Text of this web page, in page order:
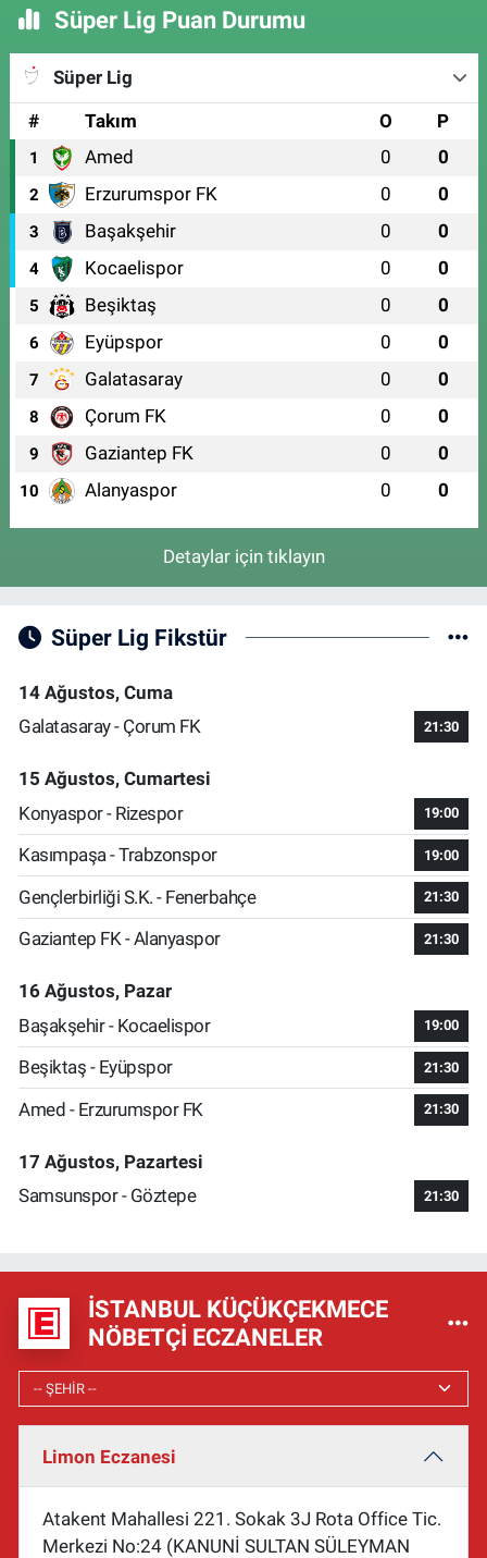
Süper Lig Puan Durumu
Süper Lig
#
Takım O P
1 Amed 0 0
2 Erzurumspor FK 0 0
3 Başakşehir 0 0
4 Kocaelispor 0 0
5 Beşiktaş 0 0
6 Eyüpspor 0 0
7 Galatasaray 0 0
8 Çorum FK 0 0
9 Gaziantep FK 0 0
10 Alanyaspor 0 0
Detaylar için tıklayın
Süper Lig Fikstür
14 Ağustos, Cuma
Galatasaray - Çorum FK
21:30
15 Ağustos, Cumartesi
Konyaspor - Rizespor
19:00
Kasımpaşa - Trabzonspor 19:00
Gençlerbirliği S.K. - Fenerbahçe 21:30
Gaziantep FK - Alanyaspor 21:30
16 Ağustos, Pazar
Başakşehir - Kocaelispor
19:00
Beşiktaş - Eyüpspor 21:30
Amed - Erzurumspor FK 21:30
17 Ağustos, Pazartesi
Samsunspor - Göztepe
21:30
İSTANBUL KÜÇÜKÇEKMECE
NÖBETÇI ECZANELER
Limon Eczanesi
Atakent Mahallesi 221. Sokak 3J Rota Office Tic.
Merkezi No:24 (KANUNİ SULTAN SÜLEYMAN